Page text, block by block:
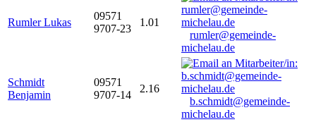
Rumler Lukas
09571
9707-23
1.01
rumler@gemeinde-
michelau.de
Schmidt
Benjamin
09571
9707-14
2.16
b.schmidt@gemeinde-
michelau.de